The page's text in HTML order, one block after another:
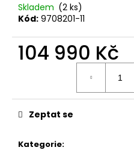
Skladem (2 ks)
Kód: 9708201-11
104 990 Kč
Kategorie:
Zeptat se
o
u